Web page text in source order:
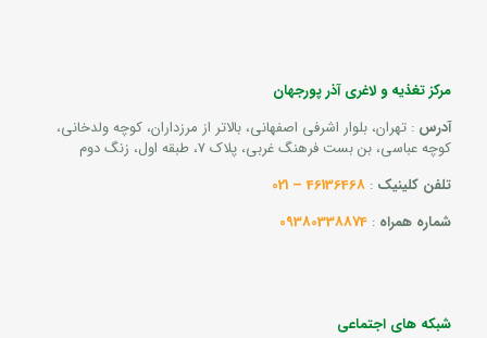
مرکز تغذیه و لاغری آذر پورجهان
آدرس : تهران، بلوار اشرفی اصفهانی، بالاتر از مرزداران، کوچه ولدخانی،
کوچه عباسی، بن بست فرهنگ غربی، پلاک 7، طبقه اول، زنگ دوم
تلفن کلینیک :
46136468 – 021
شماره همراه :
09380338874
شبکه های اجتماعی